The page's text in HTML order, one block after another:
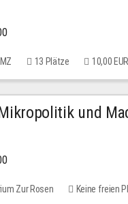
13 Plätze 10,00 EUR
und
Zur Rosen Keine freien